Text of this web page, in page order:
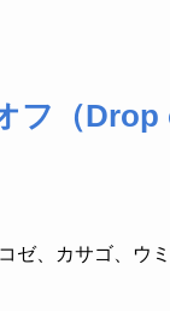
フ（
ゼ、カサゴ、ウ